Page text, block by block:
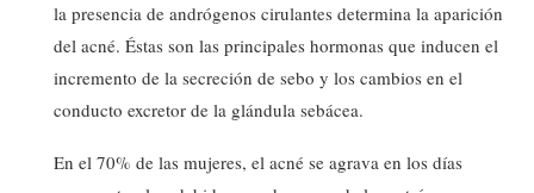
la presencia de andrógenos cirulantes determina la aparición
del acné. Éstas son las principales hormonas que inducen el
incremento de la secreción de sebo y los cambios en el
conducto excretor de la glándula sebácea.
En el 70% de las mujeres, el acné se agrava en los días